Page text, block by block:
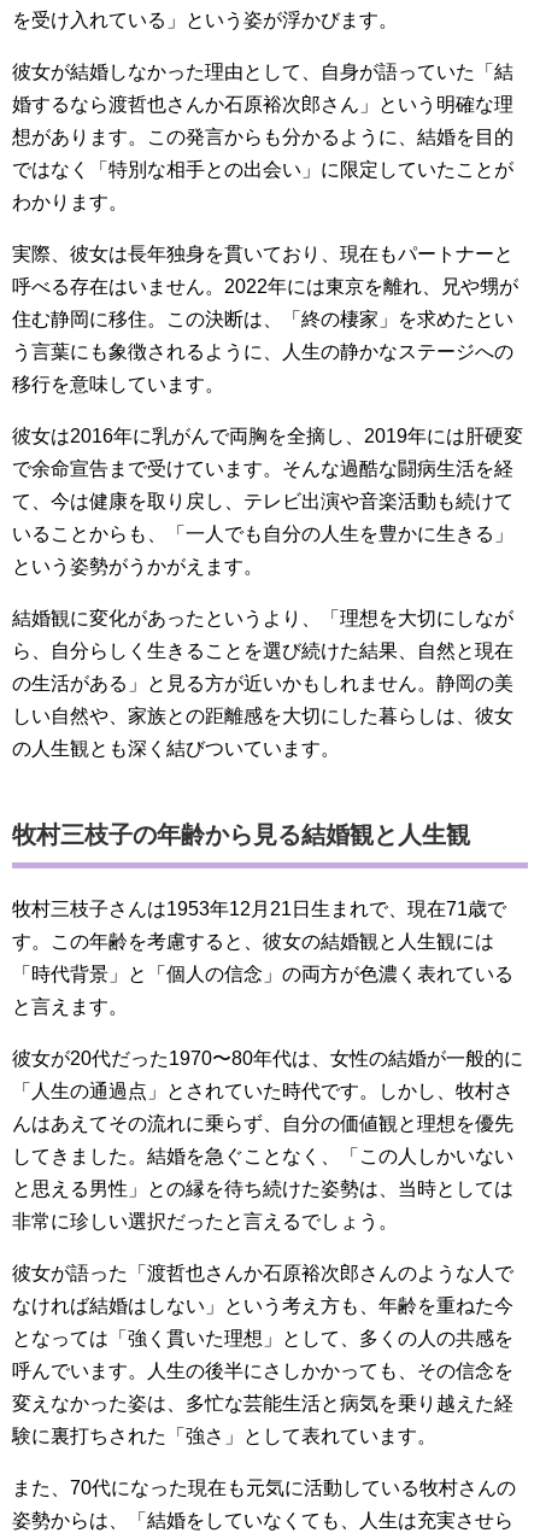
を受け入れている」という姿が浮かびます。
彼女が結婚しなかった理由として、自身が語っていた「結
婚するなら渡哲也さんか石原裕次郎さん」という明確な理
想があります。この発言からも分かるように、結婚を目的
ではなく「特別な相手との出会い」に限定していたことが
わかります。
実際、彼女は長年独身を貫いており、現在もパートナーと
呼べる存在はいません。2022年には東京を離れ、兄や甥が
住む静岡に移住。この決断は、「終の棲家」を求めたとい
う言葉にも象徴されるように、人生の静かなステージへの
移行を意味しています。
彼女は2016年に乳がんで両胸を全摘し、2019年には肝硬変
で余命宣告まで受けています。そんな過酷な闘病生活を経
て、今は健康を取り戻し、テレビ出演や音楽活動も続けて
いることからも、「一人でも自分の人生を豊かに生きる」
という姿勢がうかがえます。
結婚観に変化があったというより、「理想を大切にしなが
ら、自分らしく生きることを選び続けた結果、自然と現在
の生活がある」と見る方が近いかもしれません。静岡の美
しい自然や、家族との距離感を大切にした暮らしは、彼女
の人生観とも深く結びついています。
牧村三枝子の年齢から見る結婚観と人生観
牧村三枝子さんは1953年12月21日生まれで、現在71歳で
す。この年齢を考慮すると、彼女の結婚観と人生観には
「時代背景」と「個人の信念」の両方が色濃く表れている
と言えます。
彼女が20代だった1970〜80年代は、女性の結婚が一般的に
「人生の通過点」とされていた時代です。しかし、牧村さ
んはあえてその流れに乗らず、自分の価値観と理想を優先
してきました。結婚を急ぐことなく、「この人しかいない
と思える男性」との縁を待ち続けた姿勢は、当時としては
非常に珍しい選択だったと言えるでしょう。
彼女が語った「渡哲也さんか石原裕次郎さんのような人で
なければ結婚はしない」という考え方も、年齢を重ねた今
となっては「強く貫いた理想」として、多くの人の共感を
呼んでいます。人生の後半にさしかかっても、その信念を
変えなかった姿は、多忙な芸能生活と病気を乗り越えた経
験に裏打ちされた「強さ」として表れています。
また、70代になった現在も元気に活動している牧村さんの
姿勢からは、「結婚をしていなくても、人生は充実させら